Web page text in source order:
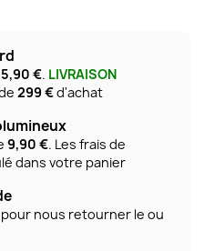
5,90 €. LIVRAISON
299 €d'achat
9,90 €. Les frais de
dans votre panier
pour nous retourner le ou